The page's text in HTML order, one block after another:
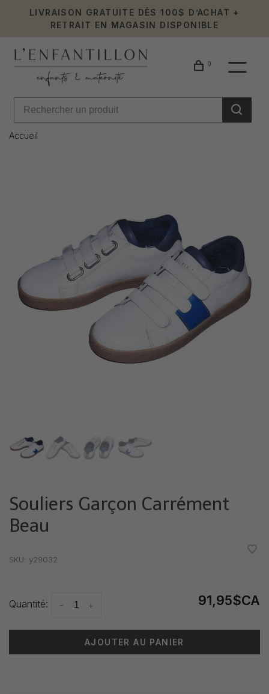
LIVRAISON GRATUITE DÈS 100$ D’ACHAT +
RETRAIT EN MAGASIN DISPONIBLE
0
Accueil
Souliers Garçon Carrément
Beau
SKU: y29032
Quantité: +
- 91,95$CA
AJOUTER AU PANIER